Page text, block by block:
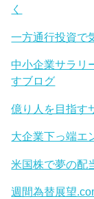
く
一方通行投資で
中小企業サラリ
すブログ
億り人を目指す
大企業下っ端エ
米国株で夢の配
週間為替展望